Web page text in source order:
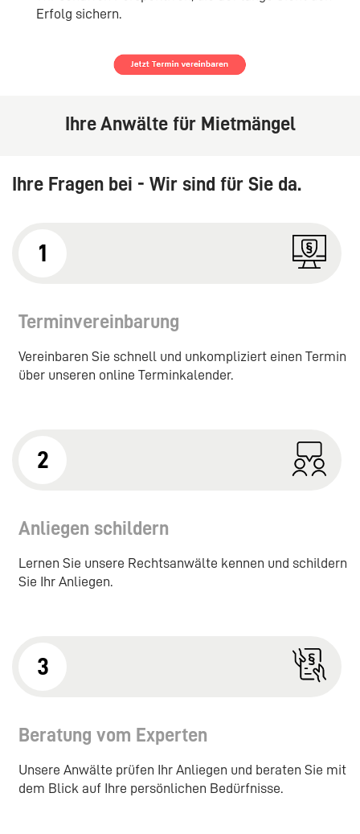
Erfolg sichern.
Ihre Anwälte für Mietmängel
Ihre Fragen bei - Wir sind für Sie da.
1
Terminvereinbarung
Vereinbaren Sie schnell und unkompliziert einen Termin
über unseren online Terminkalender.
2
Anliegen schildern
Lernen Sie unsere Rechtsanwälte kennen und schildern
Sie Ihr Anliegen.
3
Beratung vom Experten
Unsere Anwälte prüfen Ihr Anliegen und beraten Sie mit
dem Blick auf Ihre persönlichen Bedürfnisse.